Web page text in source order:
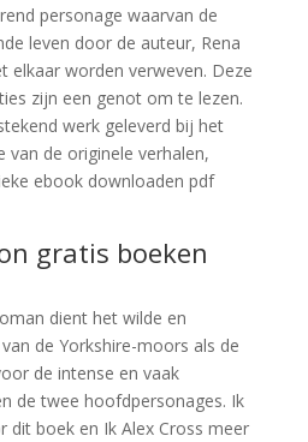
personage waarvan de
leven door de auteur, Rena
elkaar worden verweven. Deze
zijn een genot om te lezen.
werk geleverd bij het
van de originele verhalen,
ebook downloaden pdf
gratis boeken
dient het wilde en
de Yorkshire-moors als de
de intense en vaak
de twee hoofdpersonages. Ik
dit boek en Ik Alex Cross meer